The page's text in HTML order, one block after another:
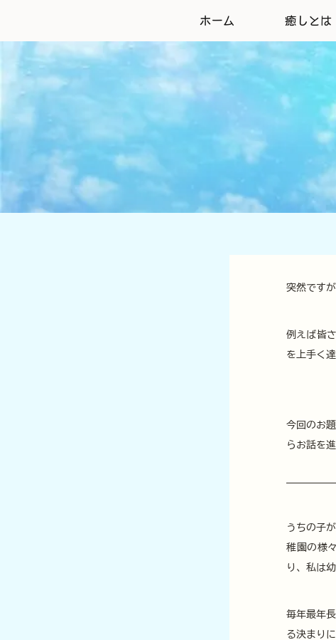
ホーム 癒しとは
突然です
例えば皆
を上手く
今回のお
らお話を
うちの子
稚園の様
り、私は
毎年最年
る決まり